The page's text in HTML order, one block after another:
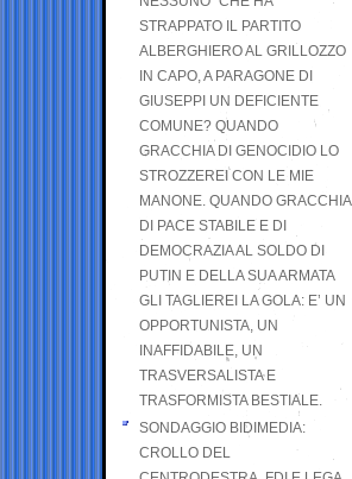
STRAPPATO IL PARTITO
ALBERGHIERO AL GRILLOZZO
IN CAPO, A PARAGONE DI
GIUSEPPI UN DEFICIENTE
COMUNE? QUANDO
GRACCHIA DI GENOCIDIO LO
STROZZEREI CON LE MIE
MANONE. QUANDO GRACCHIA
DI PACE STABILE E DI
DEMOCRAZIA AL SOLDO DI
PUTIN E DELLA SUA ARMATA
GLI TAGLIEREI LA GOLA: E’ UN
OPPORTUNISTA, UN
INAFFIDABILE, UN
TRASVERSALISTA E
TRASFORMISTA BESTIALE.
SONDAGGIO BIDIMEDIA:
CROLLO DEL